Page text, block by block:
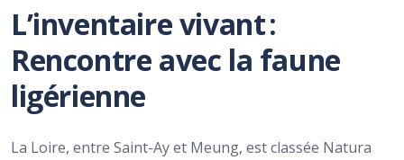
L’inventaire vivant :
Rencontre avec la faune
ligérienne
La Loire, entre Saint-Ay et Meung, est classée Natura